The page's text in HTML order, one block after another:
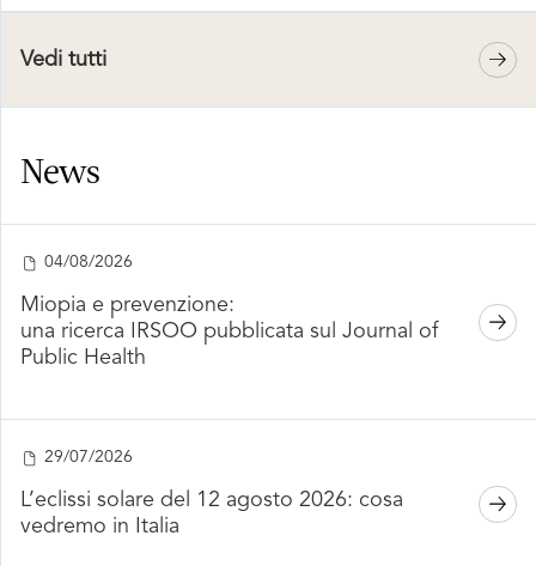
Vedi tutti
News
04/08/2026
Miopia e prevenzione:
una ricerca IRSOO pubblicata sul Journal of
Public Health
29/07/2026
L’eclissi solare del 12 agosto 2026: cosa
vedremo in Italia